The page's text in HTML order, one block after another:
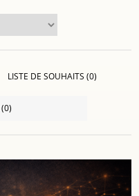
LISTE DE SOUHAITS (0)
(0)